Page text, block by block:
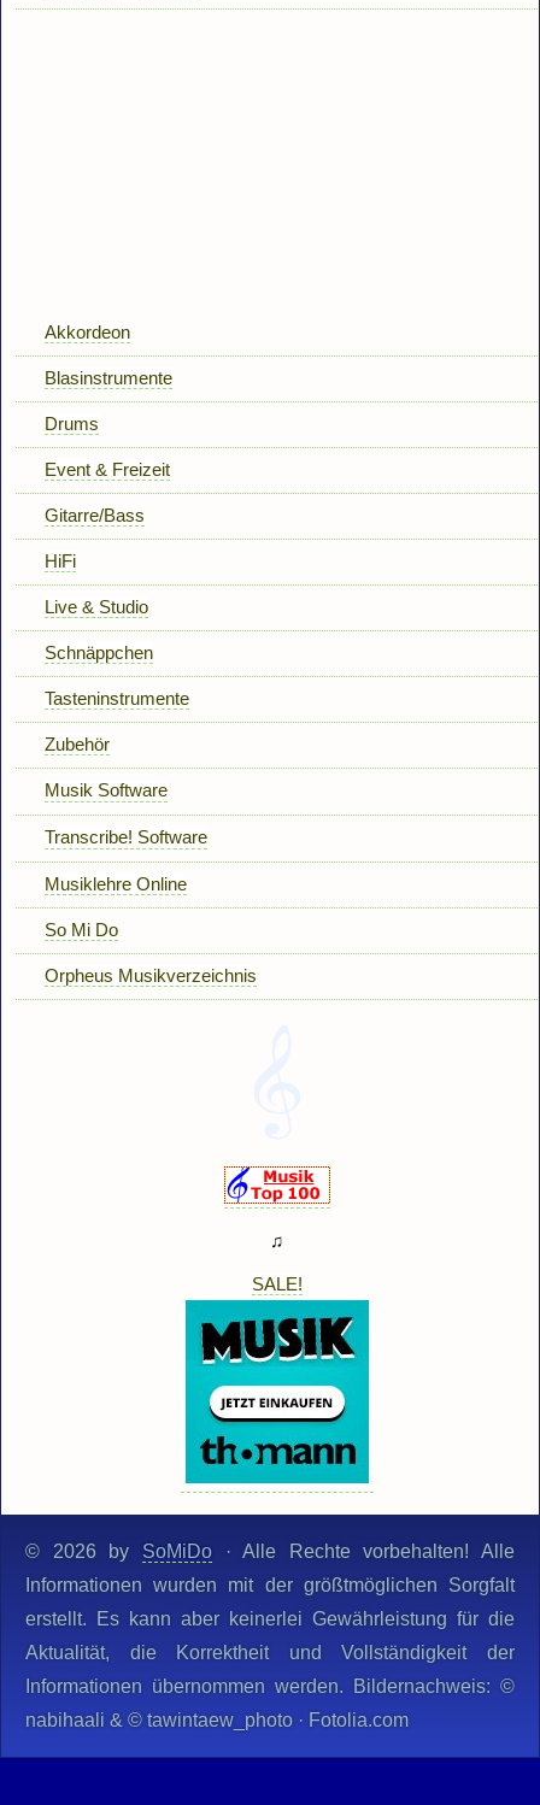
Akkordeon
Blasinstrumente
Drums
Event & Freizeit
Gitarre/Bass
HiFi
Live & Studio
Schnäppchen
Tasteninstrumente
Zubehör
Musik Software
Transcribe! Software
Musiklehre Online
So Mi Do
Orpheus Musikverzeichnis
♫
SALE!
© 2026 by SoMiDo· Alle Rechte vorbehalten! Alle
Informationen wurden mit der größtmöglichen Sorgfalt
erstellt. Es kann aber keinerlei Gewährleistung für die
Aktualität, die Korrektheit und Vollständigkeit der
Informationen übernommen werden. Bildernachweis: ©
nabihaali & © tawintaew_photo · Fotolia.com